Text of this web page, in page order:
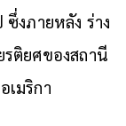
งภายหลัง ร่าง
รติยศของสถานี
เมริกา